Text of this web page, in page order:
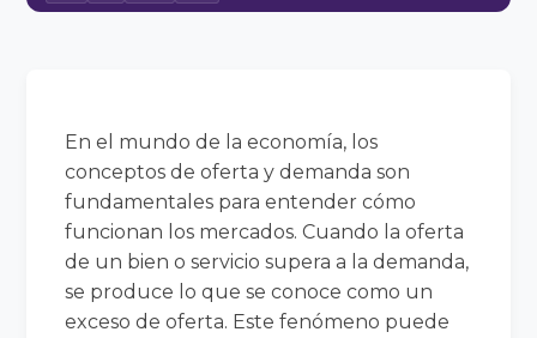
En el mundo de la economía, los
conceptos de oferta y demanda son
fundamentales para entender cómo
funcionan los mercados. Cuando la oferta
de un bien o servicio supera a la demanda,
se produce lo que se conoce como un
exceso de oferta. Este fenómeno puede